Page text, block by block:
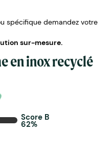
spécifique demandez votre
sur-mesure.
en inox recyclé
Score B
62%